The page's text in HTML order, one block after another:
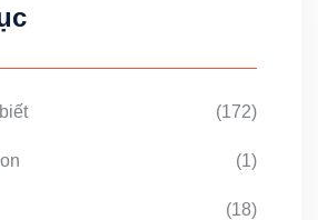
(172)
(1)
(18)